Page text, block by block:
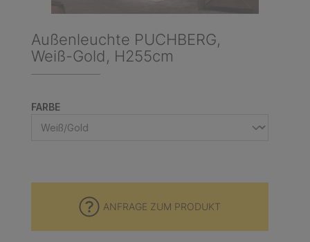
Außenleuchte PUCHBERG,
Weiß-Gold, H255cm
FARBEAUSWÄHLEN
ANFRAGE ZUM PRODUKT